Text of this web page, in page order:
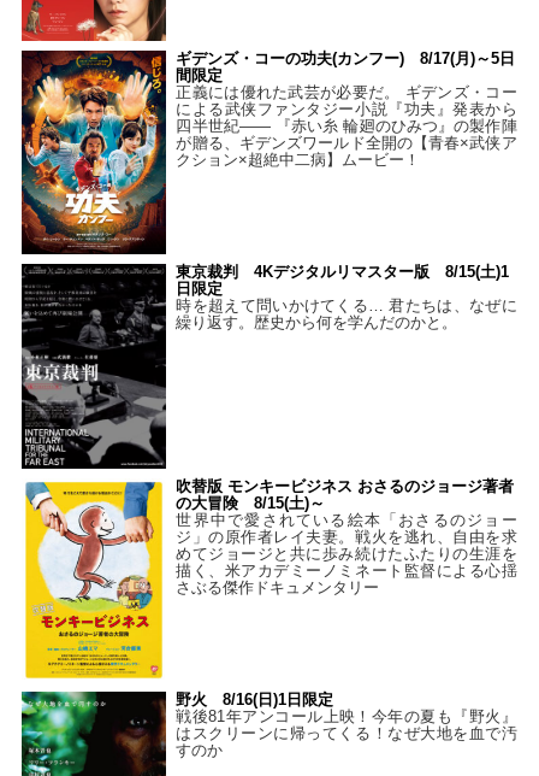
ギデンズ・コーの功夫(カンフー) 8/17(月)～5日
間限定
正義には優れた武芸が必要だ。 ギデンズ・コー
による武侠ファンタジー小説『功夫』発表から
四半世紀―― 『赤い糸 輪廻のひみつ』の製作陣
が贈る、ギデンズワールド全開の【青春×武侠ア
クション×超絶中二病】ムービー！
東京裁判 4Kデジタルリマスター版 8/15(土)1
日限定
時を超えて問いかけてくる… 君たちは、なぜに
繰り返す。歴史から何を学んだのかと。
吹替版 モンキービジネス おさるのジョージ著者
の大冒険 8/15(土)～
世界中で愛されている絵本「おさるのジョー
ジ」の原作者レイ夫妻。戦火を逃れ、自由を求
めてジョージと共に歩み続けたふたりの生涯を
描く、米アカデミーノミネート監督による心揺
さぶる傑作ドキュメンタリー
野火 8/16(日)1日限定
戦後81年アンコール上映！今年の夏も『野火』
はスクリーンに帰ってくる！なぜ大地を血で汚
すのか